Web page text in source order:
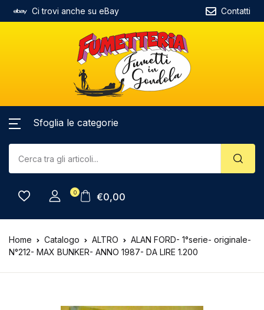
Ci trovi anche su eBay Contatti
Sfoglia le categorie
0 €0,00
Home Catalogo ALTRO
ALAN FORD- 1°serie- originale-
N°212- MAX BUNKER- ANNO 1987- DA LIRE 1.200